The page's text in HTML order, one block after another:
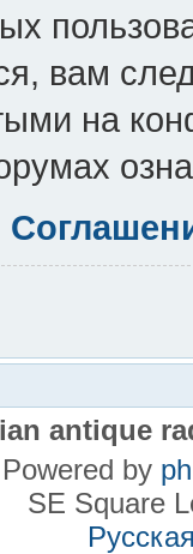
вам
на
antique
Powered by
SE Square